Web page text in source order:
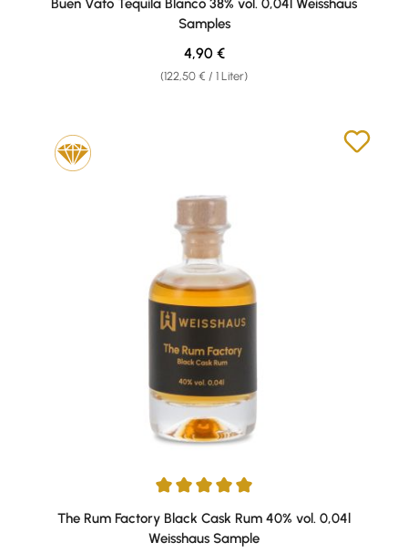
Samples
(122,50 € / 1 Liter)
Regulärer Preis:
4,90 €
Durchschnittliche Bewertung von 5 von 5 Sternen
The Rum Factory Black Cask Rum 40% vol. 0,04l
Weisshaus Sample